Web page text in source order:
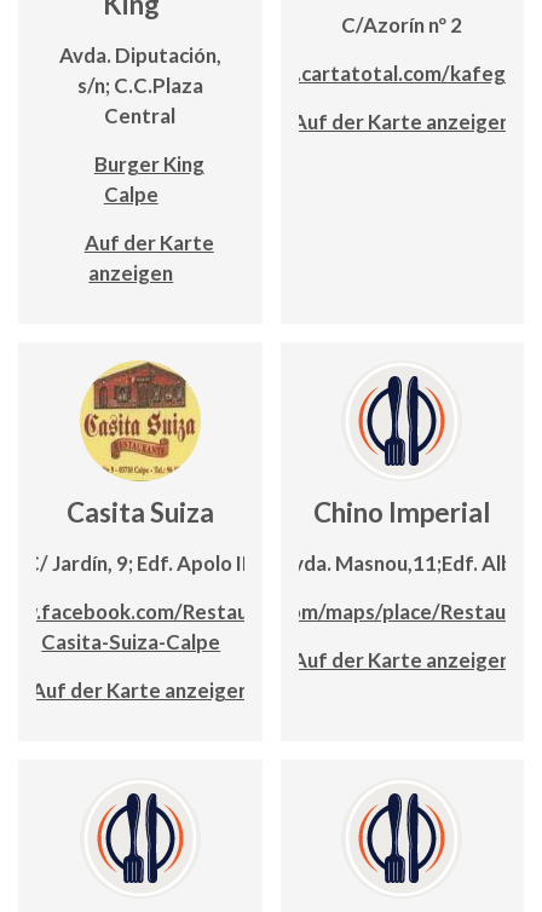
Avda. Diputación,
s/n; C.C.Plaza
Central
Burger King
Calpe
Auf der Karte
anzeigen
C/Azorín nº 2
app.cartatotal.com/kafeglace
Auf der Karte anzeigen
Casita Suiza
C/ Jardín, 9; Edf. Apolo III
Restaurante-
Casita-Suiza-Calpe
Auf der Karte anzeigen
Chino Imperial
Avda. Masnou,11;Edf. Alba
www.google.com/maps/place/
Auf der Karte anzeigen